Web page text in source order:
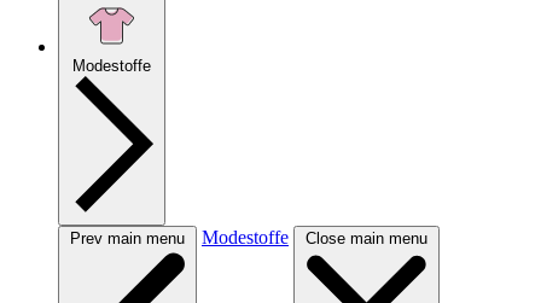
Modestoffe
Prev main menu Modestoffe Close main menu